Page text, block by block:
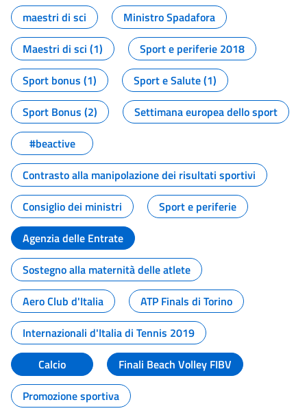
maestri di sci
Ministro Spadafora
Maestri di sci (1)
Sport e periferie 2018
Sport bonus (1)
Sport e Salute (1)
Sport Bonus (2)
Settimana europea dello sport
#beactive
Contrasto alla manipolazione dei risultati sportivi
Consiglio dei ministri
Sport e periferie
Agenzia delle Entrate
Sostegno alla maternità delle atlete
Aero Club d'Italia
ATP Finals di Torino
Internazionali d'Italia di Tennis 2019
Calcio
Finali Beach Volley FIBV
Promozione sportiva